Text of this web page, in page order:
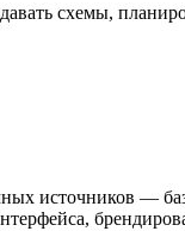
схемы,
источников —